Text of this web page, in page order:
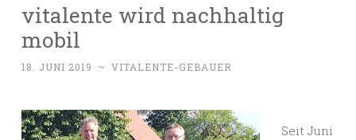
vitalente wird nachhaltig
mobil
18. JUNI 2019 ~ VITALENTE-GEBAUER
Seit Juni